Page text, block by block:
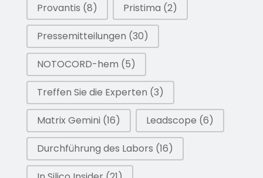
Provantis (8) Pristima (2)
Pressemitteilungen (30)
NOTOCORD-hem (5)
Treffen Sie die Experten (3)
Matrix Gemini (16) Leadscope (6)
Durchführung des Labors (16)